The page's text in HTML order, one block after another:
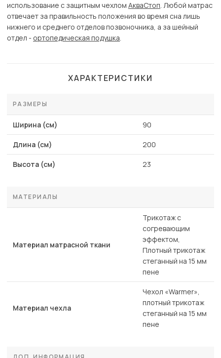
использование с защитным чехлом АкваСтоп. Любой матрас
отвечает за правильность положения во время сна лишь
нижнего и среднего отделов позвоночника, а за шейный
отдел - ортопедическая подушка.
ХАРАКТЕРИСТИКИ
РАЗМЕРЫ
Ширина (см) 90
Длина (см) 200
Высота (см) 23
МАТЕРИАЛЫ
Материал матрасной ткани
Трикотаж с
согревающим
эффектом,
Плотный трикотаж
стеганный на 15 мм
пене
Материал чехла
Чехол «Warmer»,
плотный трикотаж
стеганный на 15 мм
пене